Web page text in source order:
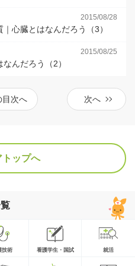
2015/08/28
心臓とはなんだろう（3）
2015/08/25
んだろう（2）
目次へ 次へ
トップへ
技術 看護学生・国試 就活